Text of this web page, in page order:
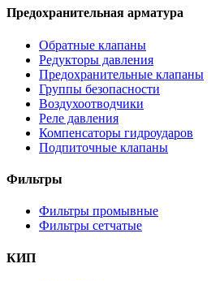
Предохранительная арматура
Обратные клапаны
Редукторы давления
Предохранительные клапаны
Группы безопасности
Воздухоотводчики
Реле давления
Компенсаторы гидроударов
Подпиточные клапаны
Фильтры
Фильтры промывные
Фильтры сетчатые
КИП